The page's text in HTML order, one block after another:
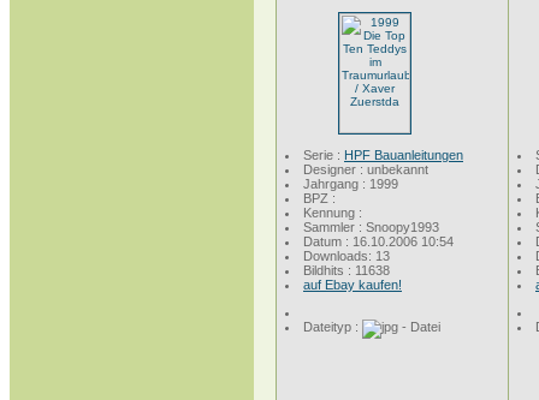
Serie : HPF Bauanleitungen
Designer : unbekannt
Jahrgang : 1999
BPZ :
Kennung :
Sammler : Snoopy1993
Datum : 16.10.2006 10:54
Downloads: 13
Bildhits : 11638
auf Ebay kaufen!
Dateityp :